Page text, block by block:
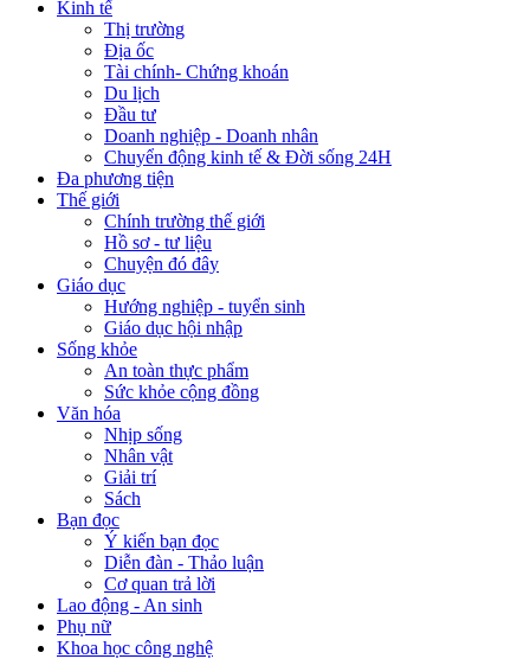
Kinh tế
Thị trường
Địa ốc
Tài chính- Chứng khoán
Du lịch
Đầu tư
Doanh nghiệp - Doanh nhân
Chuyển động kinh tế & Đời sống 24H
Đa phương tiện
Thế giới
Chính trường thế giới
Hồ sơ - tư liệu
Chuyện đó đây
Giáo dục
Hướng nghiệp - tuyển sinh
Giáo dục hội nhập
Sống khỏe
An toàn thực phẩm
Sức khỏe cộng đồng
Văn hóa
Nhịp sống
Nhân vật
Giải trí
Sách
Bạn đọc
Ý kiến bạn đọc
Diễn đàn - Thảo luận
Cơ quan trả lời
Lao động - An sinh
Phụ nữ
Khoa học công nghệ